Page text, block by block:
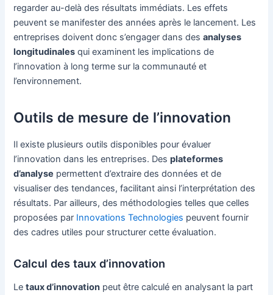
regarder au-delà des résultats immédiats. Les effets
peuvent se manifester des années après le lancement. Les
entreprises doivent donc s’engager dans desanalyses
longitudinales qui examinent les implications de
l’innovation à long terme sur la communauté et
l’environnement.
Outils de mesure de l’innovation
Il existe plusieurs outils disponibles pour évaluer
l’innovation dans les entreprises. Desplateformes
d’analyse permettent d’extraire des données et de
visualiser des tendances, facilitant ainsi l’interprétation des
résultats. Par ailleurs, des méthodologies telles que celles
proposées par Innovations Technologies peuvent fournir
des cadres utiles pour structurer cette évaluation.
Calcul des taux d’innovation
Letaux d’innovation peut être calculé en analysant la part